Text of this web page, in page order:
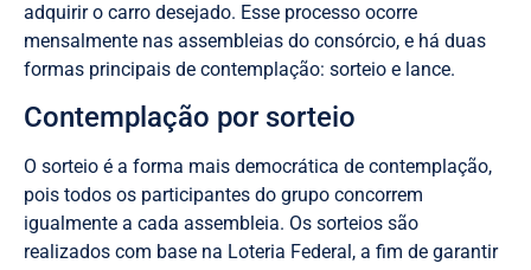
adquirir o carro desejado. Esse processo ocorre
mensalmente nas assembleias do consórcio, e há duas
formas principais de contemplação: sorteio e lance.
Contemplação por sorteio
O sorteio é a forma mais democrática de contemplação,
pois todos os participantes do grupo concorrem
igualmente a cada assembleia. Os sorteios são
realizados com base na Loteria Federal, a fim de garantir